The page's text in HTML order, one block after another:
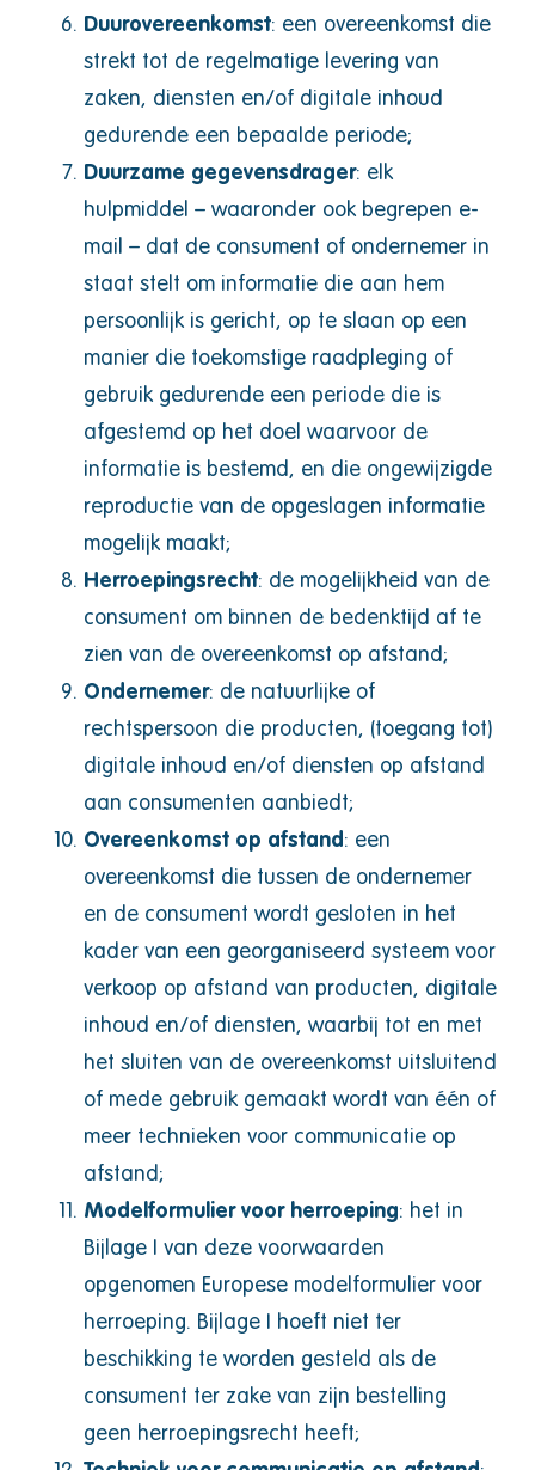
Duurovereenkomst: een overeenkomst die
strekt tot de regelmatige levering van
zaken, diensten en/of digitale inhoud
gedurende een bepaalde periode;
Duurzame gegevensdrager: elk
hulpmiddel – waaronder ook begrepen e-
mail – dat de consument of ondernemer in
staat stelt om informatie die aan hem
persoonlijk is gericht, op te slaan op een
manier die toekomstige raadpleging of
gebruik gedurende een periode die is
afgestemd op het doel waarvoor de
informatie is bestemd, en die ongewijzigde
reproductie van de opgeslagen informatie
mogelijk maakt;
Herroepingsrecht: de mogelijkheid van de
consument om binnen de bedenktijd af te
zien van de overeenkomst op afstand;
Ondernemer: de natuurlijke of
rechtspersoon die producten, (toegang tot)
digitale inhoud en/of diensten op afstand
aan consumenten aanbiedt;
Overeenkomst op afstand: een
overeenkomst die tussen de ondernemer
en de consument wordt gesloten in het
kader van een georganiseerd systeem voor
verkoop op afstand van producten, digitale
inhoud en/of diensten, waarbij tot en met
het sluiten van de overeenkomst uitsluitend
of mede gebruik gemaakt wordt van één of
meer technieken voor communicatie op
afstand;
Modelformulier voor herroeping: het in
Bijlage I van deze voorwaarden
opgenomen Europese modelformulier voor
herroeping. Bijlage I hoeft niet ter
beschikking te worden gesteld als de
consument ter zake van zijn bestelling
geen herroepingsrecht heeft;